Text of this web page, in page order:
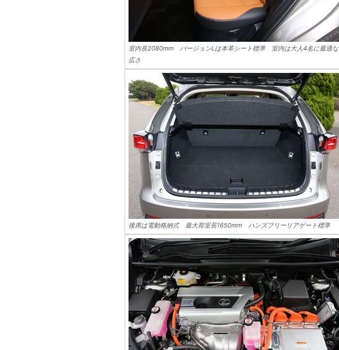
室内長2080mm バージョンLは本革シート標準 室内は大人4名に最適な
広さ
後席は電動格納式 最大荷室長1650mm ハンズフリーリアゲート標準